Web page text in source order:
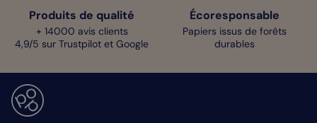
Produits de qualité
+ 14000 avis clients
4,9/5 sur Trustpilot et Google
Écoresponsable
Papiers issus de forêts
durables